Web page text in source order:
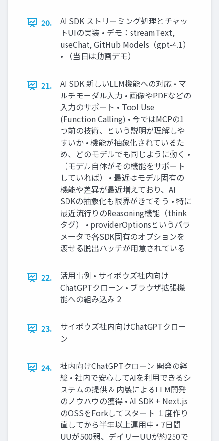
20.
AI SDK ストリーミング処理とチャッ
トUIの実装 • デモ：streamText,
useChat, GitHub Models（gpt-4.1）
• （当日は動画デモ）
21.
AI SDK 新しいLLM機能への対応 • マ
ルチモーダル入力 • 画像やPDFなどの
入力のサポート • Tool Use
(Function Calling) • 今ではMCPの1
つ前の技術、という説明が理解しや
すいか • 機能が抽象化されているた
め、どのモデルでも同じように動く •
（モデル自体がその機能をサポート
していれば） • 最近はモデル固有の
機能や差異が最近増えており、AI
SDKの抽象化も限界がきてそう • 特に
最近流行りのReasoning機能（think
タグ） • providerOptionsというパラ
メータで各SDK固有のオプションを
渡せる脱出ハッチが用意されている
22.
活用事例 • サイボウズ社内向け
ChatGPTクローン • ブラウザ拡張機
能への組み込み 2
23.
サイボウズ社内向けChatGPTクロー
ン
24.
社内向けChatGPTクローン 開発の経
緯 • 社内で安心してAIを利用できるシ
ステムの提供 & 内製によるLLM開発
のノウハウの獲得 • AI SDK + Next.js
のOSSをForkしてスタート １度作り
直してから半年以上運用中 • 7日間
UUが500弱、デイリーUUが約250で